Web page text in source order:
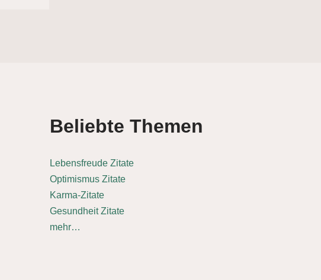
Beliebte Themen
Lebensfreude Zitate
Optimismus Zitate
Karma-Zitate
Gesundheit Zitate
mehr…